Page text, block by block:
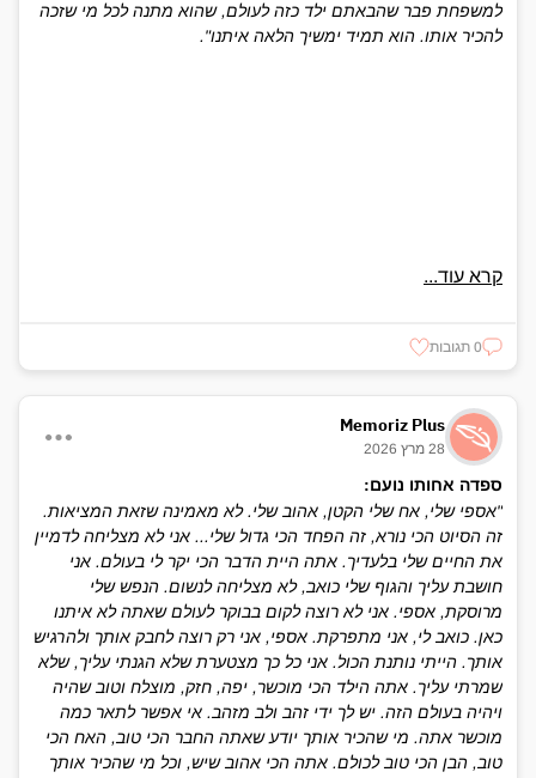
למשפחת פבר שהבאתם ילד כזה לעולם, שהוא מתנה לכל מי שזכה
להכיר אותו. הוא תמיד ימשיך הלאה איתנו".
קרא עוד...
0 תגובות
Memoriz Plus
28 מרץ 2026
ספדה אחותו נועם:
"אספי שלי, אח שלי הקטן, אהוב שלי. לא מאמינה שזאת המציאות.
זה הסיוט הכי נורא, זה הפחד הכי גדול שלי... אני לא מצליחה לדמיין
את החיים שלי בלעדיך. אתה היית הדבר הכי יקר לי בעולם. אני
חושבת עליך והגוף שלי כואב, לא מצליחה לנשום. הנפש שלי
מרוסקת, אספי. אני לא רוצה לקום בבוקר לעולם שאתה לא איתנו
כאן. כואב לי, אני מתפרקת. אספי, אני רק רוצה לחבק אותך ולהרגיש
אותך. הייתי נותנת הכול. אני כל כך מצטערת שלא הגנתי עליך, שלא
שמרתי עליך. אתה הילד הכי מוכשר, יפה, חזק, מוצלח וטוב שהיה
ויהיה בעולם הזה. יש לך ידי זהב ולב מזהב. אי אפשר לתאר כמה
מוכשר אתה. מי שהכיר אותך יודע שאתה החבר הכי טוב, האח הכי
טוב, הבן הכי טוב לכולם. אתה הכי אהוב שיש, וכל מי שהכיר אותך